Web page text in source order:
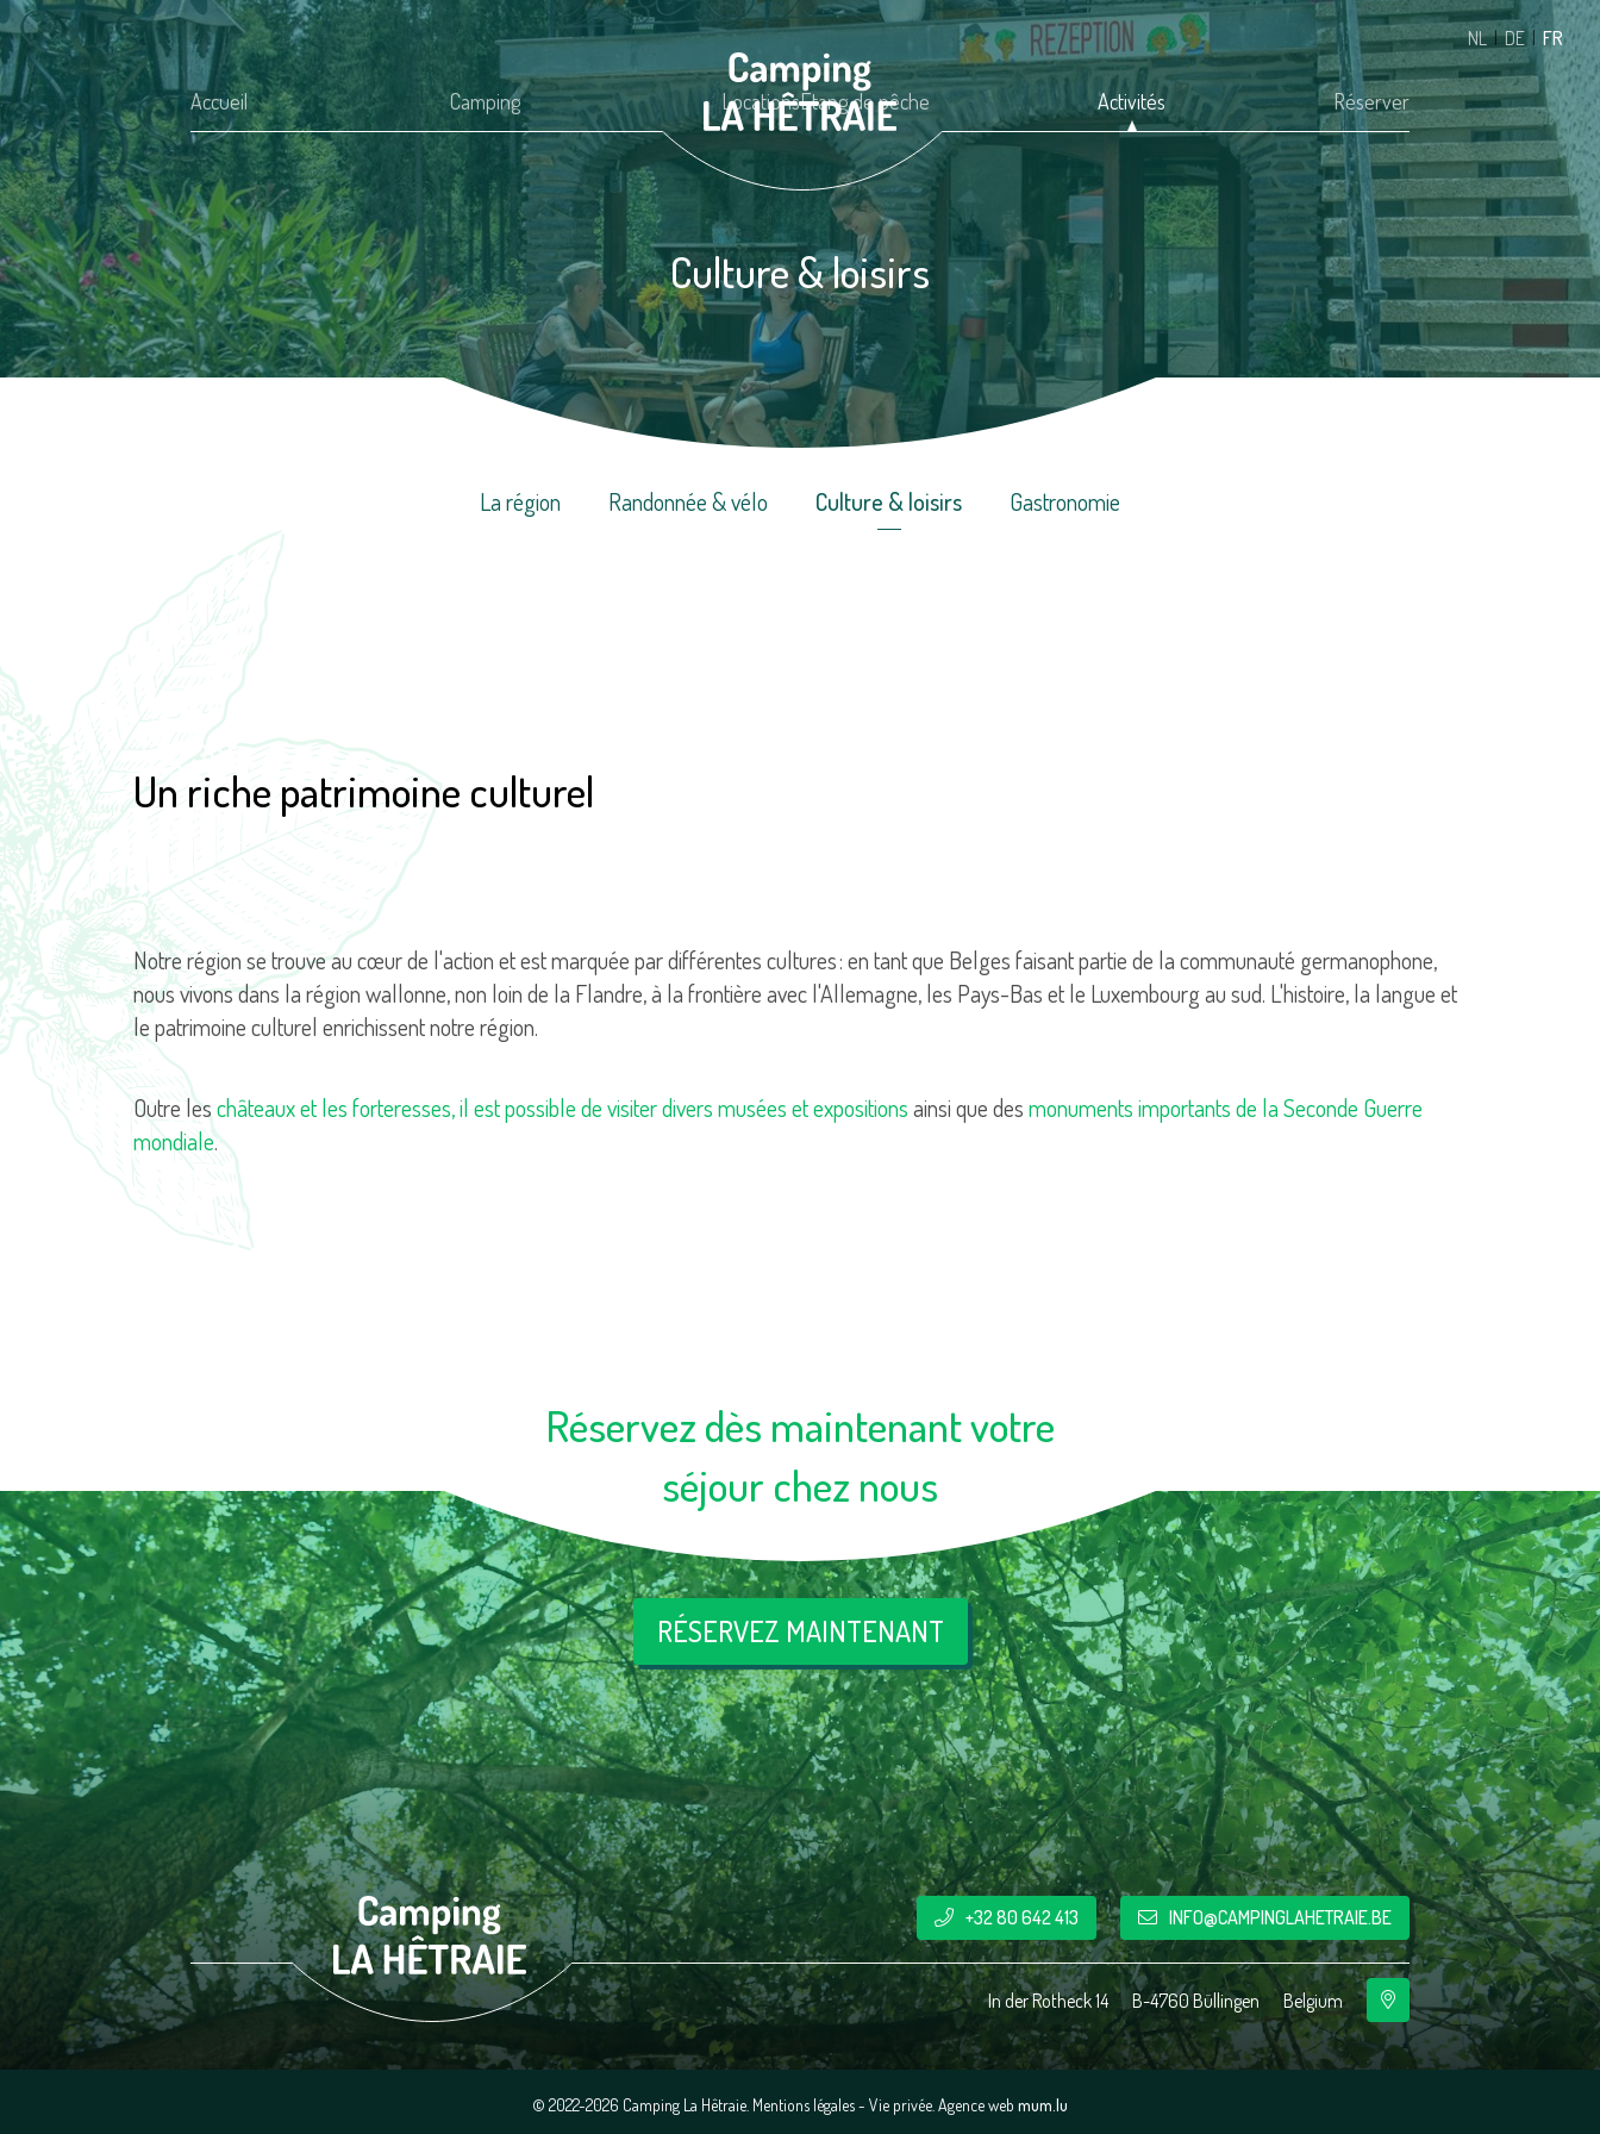
NL | DE | FR
Accueil Camping LocationsÉtang de pêche Activités Réserver
Culture & loisirs
La région Randonnée & vélo Culture & loisirs Gastronomie
Un riche patrimoine culturel
Notre région se trouve au cœur de l'action et est marquée par différentes cultures : en tant que Belges faisant partie de la communauté germanophone,
nous vivons dans la région wallonne, non loin de la Flandre, à la frontière avec l'Allemagne, les Pays-Bas et le Luxembourg au sud. L'histoire, la langue et
le patrimoine culturel enrichissent notre région.
Outre leschâteaux et les forteresses, il est possible de visiter divers musées et expositionsainsi que desmonuments importants de la Seconde Guerre
mondiale.
Réservez dès maintenant votre
séjour chez nous
RÉSERVEZ MAINTENANT
+32 80 642 413 INFO@CAMPINGLAHETRAIE.BE
In der Rotheck 14 B-4760 Büllingen Belgium
© 2022-2026 Camping La Hêtraie. Mentions légales- Vie privée Agence web mum.lu